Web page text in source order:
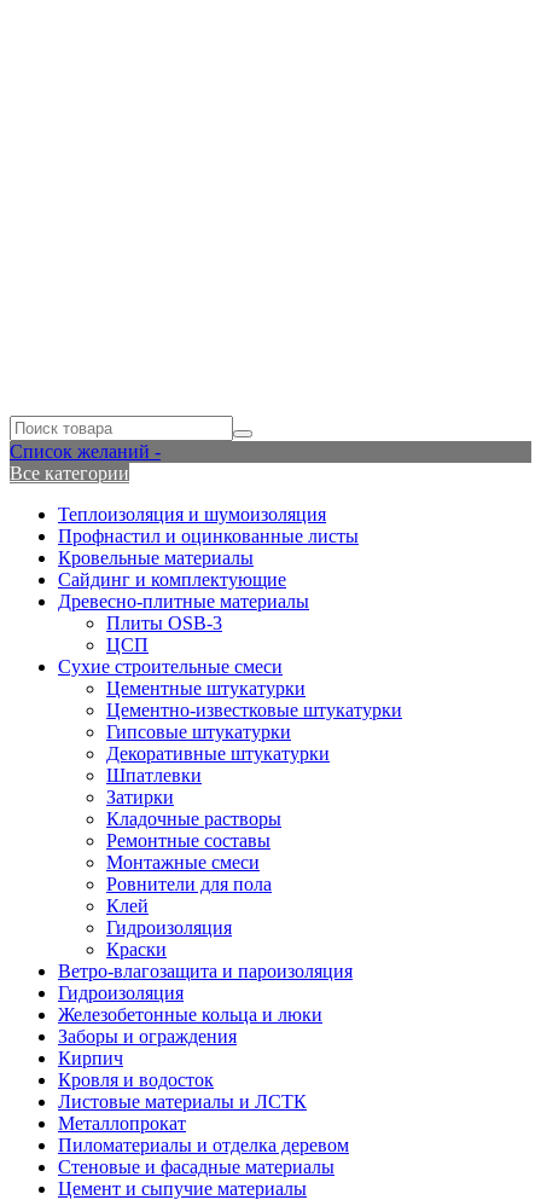
Список желаний -
Все категории
Теплоизоляция и шумоизоляция
Профнастил и оцинкованные листы
Кровельные материалы
Сайдинг и комплектующие
Древесно-плитные материалы
Плиты OSB-3
ЦСП
Сухие строительные смеси
Цементные штукатурки
Цементно-известковые штукатурки
Гипсовые штукатурки
Декоративные штукатурки
Шпатлевки
Затирки
Кладочные растворы
Ремонтные составы
Монтажные смеси
Ровнители для пола
Клей
Гидроизоляция
Краски
Ветро-влагозащита и пароизоляция
Гидроизоляция
Железобетонные кольца и люки
Заборы и ограждения
Кирпич
Кровля и водосток
Листовые материалы и ЛСТК
Металлопрокат
Пиломатериалы и отделка деревом
Стеновые и фасадные материалы
Цемент и сыпучие материалы